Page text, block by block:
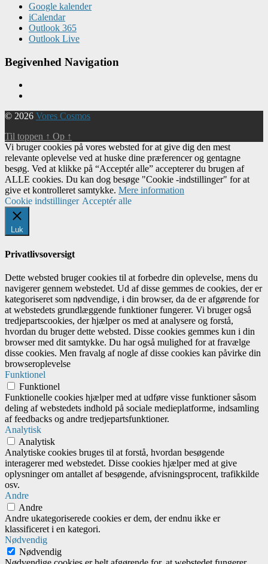
Google kalender
iCalendar
Outlook 365
Outlook Live
Begivenhed Navigation
© 2026 Vores Cosmos
Til toppen ↑ Op ↑
Vi bruger cookies på vores websted for at give dig den mest
relevante oplevelse ved at huske dine præferencer og gentagne
besøg. Ved at klikke på “Acceptér alle” accepterer du brugen af ​​
ALLE cookies. Du kan dog besøge "Cookie -indstillinger" for at
give et kontrolleret samtykke. Mere information
Cookie indstillinger Acceptér alle
Luk
Privatlivsoversigt
Dette websted bruger cookies til at forbedre din oplevelse, mens du
navigerer gennem webstedet. Ud af disse gemmes de cookies, der er
kategoriseret som nødvendige, i din browser, da de er afgørende for
at webstedets grundlæggende funktioner fungerer. Vi bruger også
tredjepartscookies, der hjælper os med at analysere og forstå,
hvordan du bruger dette websted. Disse cookies gemmes kun i din
browser med dit samtykke. Du har også mulighed for at fravælge
disse cookies. Men fravalg af nogle af disse cookies kan påvirke din
browseroplevelse
Funktionel
Funktionel
Funktionelle cookies hjælper med at udføre visse funktioner såsom
deling af webstedets indhold på sociale medieplatforme, indsamling
af feedbacks og andre tredjepartsfunktioner.
Analytisk
Analytisk
Analytiske cookies bruges til at forstå, hvordan besøgende
interagerer med webstedet. Disse cookies hjælper med at give
oplysninger om antallet af besøgende, afvisningsprocent, trafikkilde
osv.
Andre
Andre
Andre ukategoriserede cookies er dem, der endnu ikke er
klassificeret i en kategori.
Nødvendig
Nødvendig